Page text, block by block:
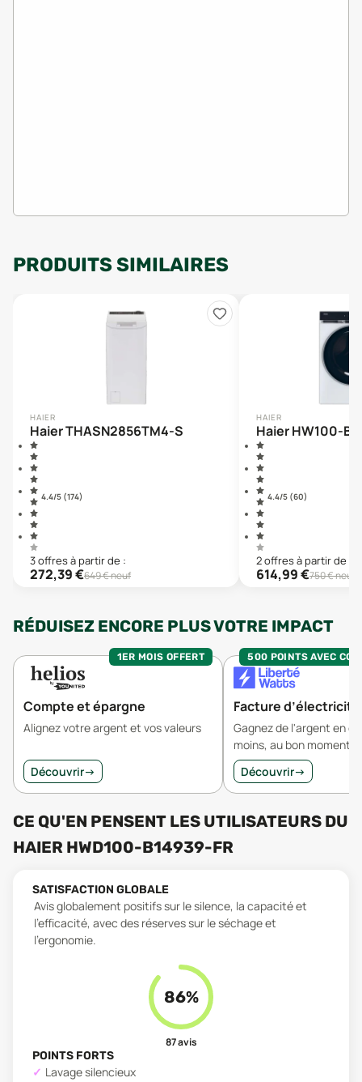
PRODUITS SIMILAIRES
HAIER
Haier THASN2856TM4-S
4.4/5 (174)
3offresà partir de :
272,39€649€ neuf
HAIER
Haier HW100-
4.4/5 (60)
2offresà partir de :
614,99€750€ neuf
RÉDUISEZ ENCORE PLUS VOTRE IMPACT
1ER MOIS OFFERT
Compte et épargne
Alignez votre argent et vos valeurs
Découvrir→
500 POINTS AVEC
Facture d’électricité
Gagnez de l'argent en
moins, au bon moment.
Découvrir→
CE QU'EN PENSENT LES UTILISATEURS DU
HAIER HWD100-B14939-FR
SATISFACTION GLOBALE
Avis globalement positifs sur le silence, la capacité et
l’efficacité, avec des réserves sur le séchage et
l’ergonomie.
86%
87avis
POINTS FORTS
Lavage silencieux